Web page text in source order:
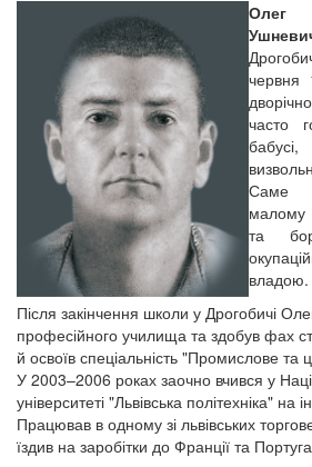
червня
часто
Саме
та
владою.
Після закінчення школи у Дрогобичі
професійного училища та здобув фах
й освоїв спеціальність "Промислове та
У 2003–2006 роках заочно вчився у
університеті "Львівська політехніка" на
Працював в одному зі львівських
їздив на заробітки до Франції та